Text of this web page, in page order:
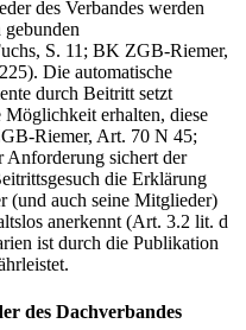
des Verbandes werden
, S. 11; BK ZGB-Riemer,
Die automatische
durch Beitritt setzt
erhalten, diese
Riemer, Art. 70 N 45;
Anforderung sichert der
die Erklärung
(und auch seine Mitglieder)
anerkennt (Art. 3.2 lit. d
ist durch die Publikation
des Dachverbandes